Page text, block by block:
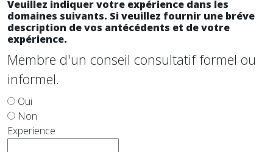
Veuillez indiquer votre expérience dans les
domaines suivants. Siveuillez fournir une bréve
description de vos antécédents et de votre
expérience.
Membre d'un conseil consultatif formel ou
informel.
Oui
Non
Experience